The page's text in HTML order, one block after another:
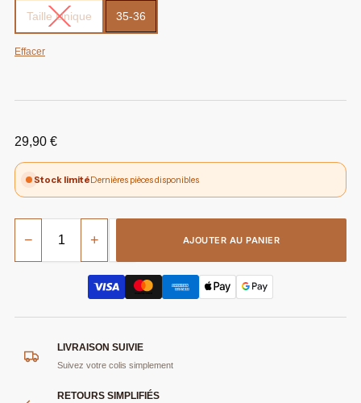
Taille Unique 35-36
Effacer
29,90 €
Stock limitéDernières pièces disponibles
− + AJOUTER AU PANIER
LIVRAISON SUIVIE
Suivez votre colis simplement
RETOURS SIMPLIFIÉS